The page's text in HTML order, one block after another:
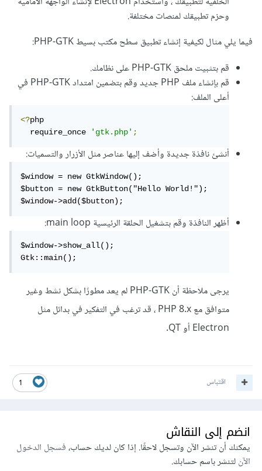
وحزم تطبيقك لمنصات مختلفة.
فيما يلي مثال لكيفية إنشاء تطبيق سطح مكتب بسيط PHP-GTK:
قم بتثبيت ملحق PHP-GTK على نظامك.
قم بإنشاء ملف PHP جديد وقم بتضمين امتداد PHP-GTK في
أعلى الملف:
<?php
  require_once
'gtk.php';
أنشئ نافذة جديدة وأضف إليها عناصر مثل الأزرار والتسميات:
$window = new GtkWindow();
$button = new GtkButton("Hello World!");
$window->add($button);
أظهر النافذة وقم بتشغيل الحلقة الرئيسية main loop:
$window->show_all();
Gtk::main();
يرجى ملاحظة أن PHP-GTK لم يعد مطورًا بشكل نشط وغير
متوافق مع PHP 8.x ، قد ترغب في التفكير في بدائل مثل
Electron أو QT.
1 اقتباس
انضم إلى النقاش
يمكنك أن تنشر الآن وتسجل لاحقًا. إذا كان لديك حساب،فسجل الدخول
الآنلتنشر باسم حسابك.